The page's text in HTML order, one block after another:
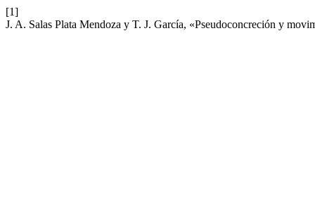
[1]
J. A. Salas Plata Mendoza y T. J. García, «Pseudoconcreción y